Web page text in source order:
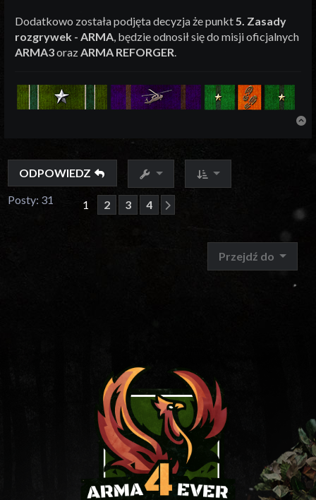
Dodatkowo została podjęta decyzja że punkt5. Zasady
rozgrywek - ARMA, będzie odnosił się do misji oficjalnych
ARMA3orazARMA REFORGER.
ODPOWIEDZ
Posty: 31
1 2 3 4
Przejdź do